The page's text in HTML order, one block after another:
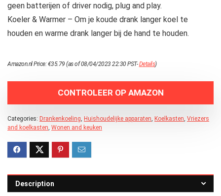
geen batterijen of driver nodig, plug and play.
Koeler & Warmer – Om je koude drank langer koel te
houden en warme drank langer bij de hand te houden.
Amazon.nl Price:€35.79 (as of 08/04/2023 22:30 PST-Details)
CONTROLEER OP AMAZON
Categories: Drankenkoeling Huishoudelijke apparaten Koelkasten Vriezers
and koelkasten Wonen and keuken
Description